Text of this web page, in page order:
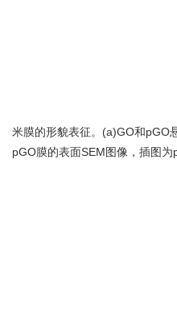
米膜的形貌表征。(a)GO和pGO
pGO膜的表面SEM图像，插图